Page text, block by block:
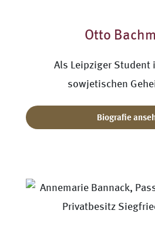
Otto
Als Leipziger Student
sowjetischen
Biografie